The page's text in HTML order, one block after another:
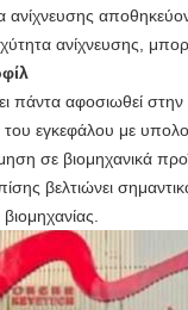
ανίχνευσης
ανίχνευσης,
πάντα αφοσιωθεί
του εγκεφάλου με
σε βιομηχανικά
βελτιώνει
βιομηχανίας.